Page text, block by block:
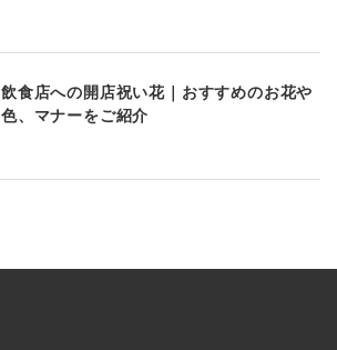
飲食店への開店祝い花｜おすすめのお花や
色、マナーをご紹介